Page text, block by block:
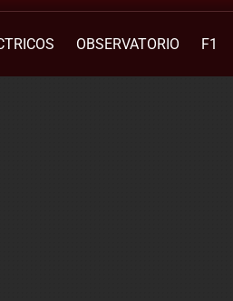
OBSERVATORIO F1